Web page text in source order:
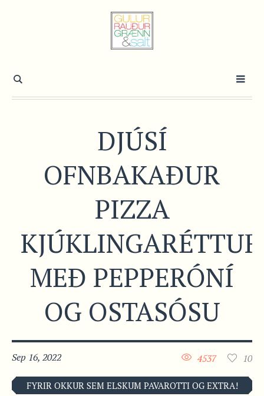
DJÚSÍ
OFNBAKAÐUR
PIZZA
KJÚKLINGARÉTTUR
MEÐ PEPPERÓNÍ
OG OSTASÓSU
Sep 16, 2022 10
4537
FYRIR OKKUR SEM ELSKUM PAVAROTTI OG EXTRA!